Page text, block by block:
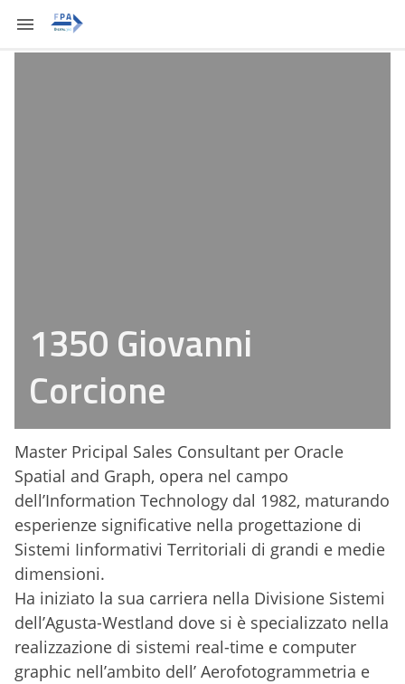
1350 Giovanni
Corcione
Master Pricipal Sales Consultant per Oracle
Spatial and Graph, opera nel campo
dell’Information Technology dal 1982, maturando
esperienze significative nella progettazione di
Sistemi Iinformativi Territoriali di grandi e medie
dimensioni.
Ha iniziato la sua carriera nella Divisione Sistemi
dell’Agusta-Westland dove si è specializzato nella
realizzazione di sistemi real-time e computer
graphic nell’ambito dell’ Aerofotogrammetria e